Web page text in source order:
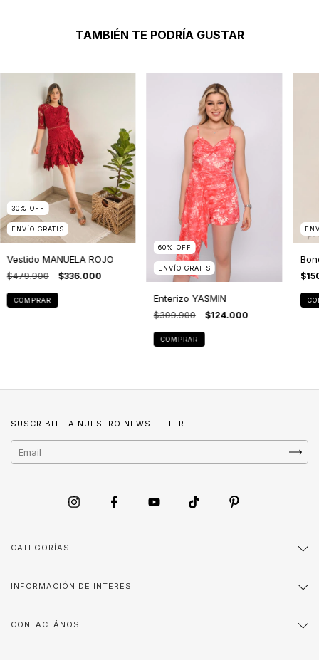
TAMBIÉN TE PODRÍA GUSTAR
30% OFF
ENVÍO GRATIS
Vestido MANUELA ROJO
$479.900 $336.000
COMPRAR
60% OFF
ENVÍO GRATIS
Enterizo YASMIN
$309.900 $124.000
COMPRAR
SUSCRIBITE A NUESTRO NEWSLETTER
CATEGORÍAS
INFORMACIÓN DE INTERÉS
CONTACTÁNOS